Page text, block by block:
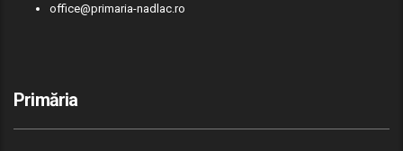
office@primaria-nadlac.ro
Primăria